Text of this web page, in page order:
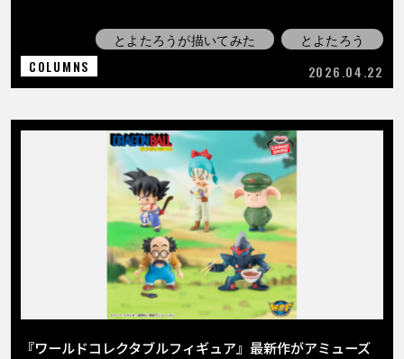
とよたろうが描いてみた
とよたろう
COLUMNS
2026.04.22
『ワールドコレクタブルフィギュア』最新作がアミューズ